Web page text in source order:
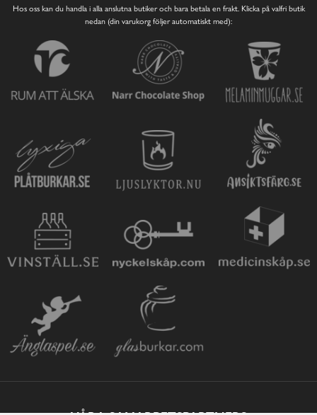
Hos oss kan du handla i alla anslutna butiker och bara betala en frakt. Klicka på valfri butik
nedan (din varukorg följer automatiskt med):